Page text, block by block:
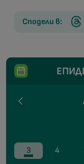
Сподели в:
3
4